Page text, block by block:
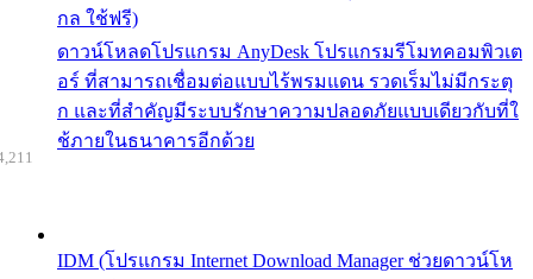
กล ใช้ฟรี)
ดาวน์โหลดโปรแกรม AnyDesk โปรแกรมรีโมทคอมพิวเต
อร์ ที่สามารถเชื่อมต่อแบบไร้พรมแดน รวดเร็มไม่มีกระตุ
ก และที่สำคัญมีระบบรักษาความปลอดภัยแบบเดียวกับที่ใ
ช้ภายในธนาคารอีกด้วย
IDM (โปรแกรม Internet Download Manager ช่วยดาวน์โห